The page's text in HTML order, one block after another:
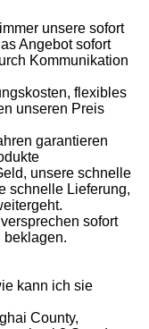
unsere sofort
Angebot sofort
Kommunikation
flexibles
unseren Preis
garantieren
unsere schnelle
schnelle Lieferung,
sofort
beklagen.
kann ich sie
County,